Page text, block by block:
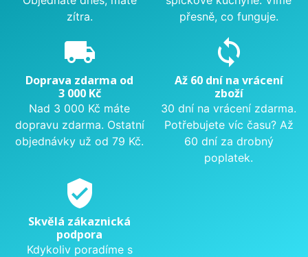
zítra.
přesně, co funguje.
local_shipping
Doprava zdarma od
3 000 Kč
Nad 3 000 Kč máte
dopravu zdarma. Ostatní
objednávky už od 79 Kč.
sync
Až 60 dní na vrácení
zboží
30 dní na vrácení zdarma.
Potřebujete víc času? Až
60 dní za drobný
poplatek.
verified_user
Skvělá zákaznická
podpora
Kdykoliv poradíme s